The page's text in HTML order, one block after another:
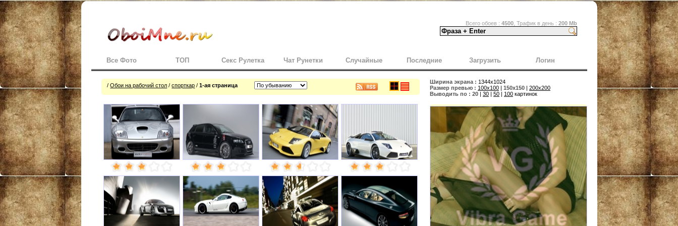
Всего обоев : 4500 , Трафик в день : 200 Mb
Все Фото ТОП Секс Рулетка Чат Рунетки Случайные Последние Загрузить Логин
/Обои на рабочий стол /спорткар /1-ая страница
Ширина экрана : 1344x1024
Размер превью : 100x100 | 150x150 | 200x200
Выводить по : 20 | 30 | 50 | 100 картинок